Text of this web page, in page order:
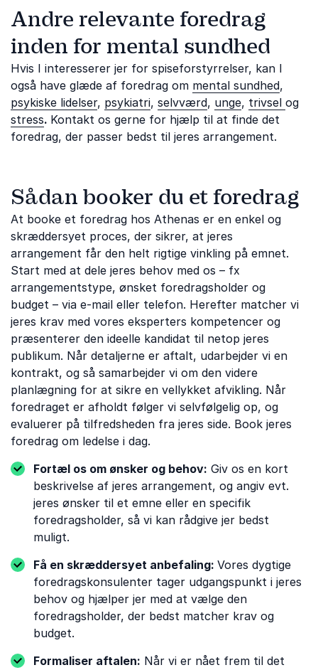
Andre relevante foredrag
inden for mental sundhed
Hvis I interesserer jer for spiseforstyrrelser, kan I
også have glæde af foredrag om mental sundhed,
psykiske lidelser, psykiatri, selvværd, unge, trivsel og
stress. Kontakt os gerne for hjælp til at finde det
foredrag, der passer bedst til jeres arrangement.
Sådan booker du et foredrag
At booke et foredrag hos Athenas er en enkel og
skræddersyet proces, der sikrer, at jeres
arrangement får den helt rigtige vinkling på emnet.
Start med at dele jeres behov med os – fx
arrangementstype, ønsket foredragsholder og
budget – via e-mail eller telefon. Herefter matcher vi
jeres krav med vores eksperters kompetencer og
præsenterer den ideelle kandidat til netop jeres
publikum. Når detaljerne er aftalt, udarbejder vi en
kontrakt, og så samarbejder vi om den videre
planlægning for at sikre en vellykket afvikling. Når
foredraget er afholdt følger vi selvfølgelig op, og
evaluerer på tilfredsheden fra jeres side. Book jeres
foredrag om ledelse i dag.
Fortæl os om ønsker og behov: Giv os en kort
beskrivelse af jeres arrangement, og angiv evt.
jeres ønsker til et emne eller en specifik
foredragsholder, så vi kan rådgive jer bedst
muligt.
Få en skræddersyet anbefaling: Vores dygtige
foredragskonsulenter tager udgangspunkt i jeres
behov og hjælper jer med at vælge den
foredragsholder, der bedst matcher krav og
budget.
Formaliser aftalen: Når vi er nået frem til det